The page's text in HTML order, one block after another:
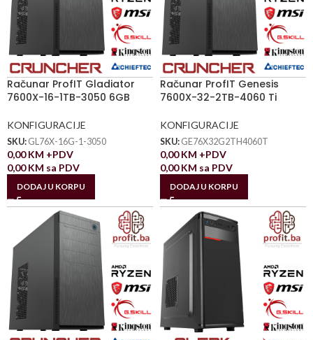
Računar ProfIT Gladiator
7600X-16-1TB-3050 6GB
KONFIGURACIJE
SKU: GL76X-16G-1-3050
0,00KM +PDV
0,00KM sa PDV
DODAJ U KORPU
Računar ProfIT Genesis
7600X-32-2TB-4060 Ti
KONFIGURACIJE
SKU: GE76X32G2TH4060T
0,00KM +PDV
0,00KM sa PDV
DODAJ U KORPU